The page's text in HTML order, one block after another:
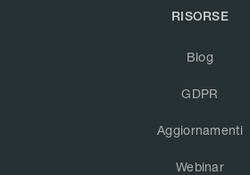
RISORSE
Blog
GDPR
Aggiornamenti
Webinar